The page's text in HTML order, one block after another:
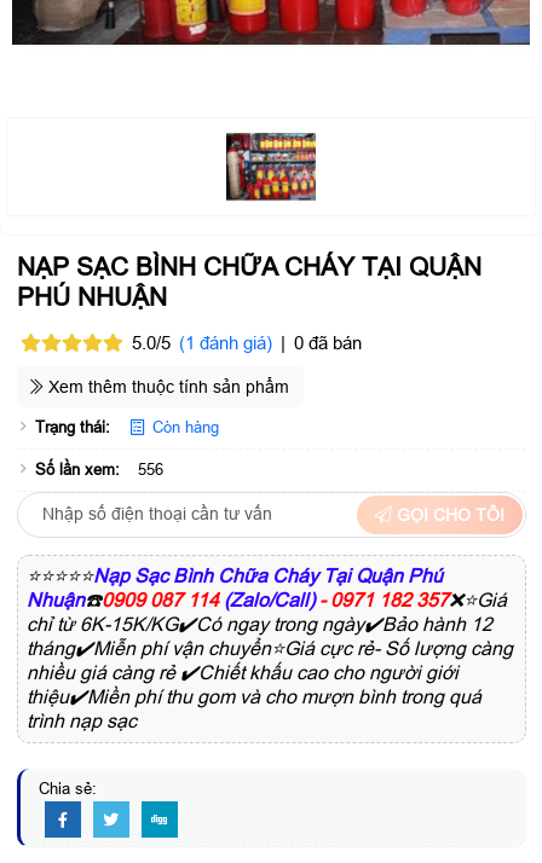
NẠP SẠC BÌNH CHỮA CHÁY TẠI QUẬN
PHÚ NHUẬN
5.0/5 (1 đánh giá) 0 đã bán
Xem thêm thuộc tính sản phẩm
Trạng thái: Còn hàng
Số lần xem: 556
GỌI CHO TÔI
⭐⭐⭐⭐⭐Nạp Sạc Bình Chữa Cháy Tại Quận Phú
Nhuận☎️0909 087 114 (Zalo/Call) - 0971 182 357❌⭐Giá
chỉ từ 6K-15K/KG✔️Có ngay trong ngày✔️Bảo hành 12
tháng✔️Miễn phí vận chuyển⭐Giá cực rẻ- Số lượng càng
nhiều giá càng rẻ ✔️Chiết khấu cao cho người giới
thiệu✔️Miền phí thu gom và cho mượn bình trong quá
trình nạp sạc
Chia sẻ: